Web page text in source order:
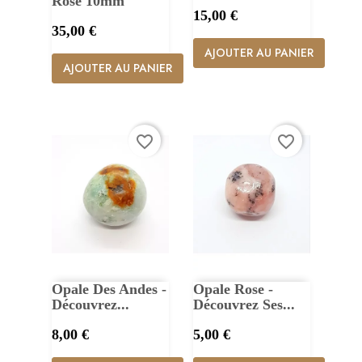
Prix
35,00 €
AJOUTER AU PANIER
Prix
15,00 €
AJOUTER AU PANIER
Opale Des Andes -
Découvrez...
Prix
8,00 €
favorite_border
Opale Rose -
Découvrez Ses...
Prix
5,00 €
favorite_border